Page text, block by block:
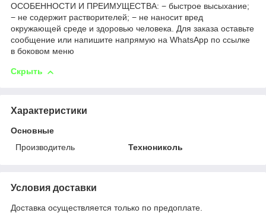
ОСОБЕННОСТИ И ПРЕИМУЩЕСТВА: − быстрое высыхание;
− не содержит растворителей; − не наносит вред
окружающей среде и здоровью человека. Для заказа оставьте
сообщение или напишите напрямую на WhatsApp по ссылке
в боковом меню
Скрыть
Характеристики
Основные
Производитель
Технониколь
Условия доставки
Доставка осуществляется только по предоплате.